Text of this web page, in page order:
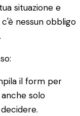
situazione e
nessun obbligo
il form per
solo